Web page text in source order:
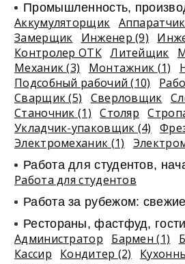
Промышленность,
Аккумуляторщик
Замерщик
Инженер (9)
Контролер ОТК Литейщик
Механик (3)
Монтажник (1)
Подсобный рабочий (10)
Сварщик (5)
Сверловщик
Станочник (1)
Столяр
Укладчик-упаковщик (4)
Электромеханик (1)
Работа для студентов,
Работа для студентов
Работа за рубежом:
Рестораны, фастфуд,
Администратор Бармен (1)
Кассир
Кондитер (2)